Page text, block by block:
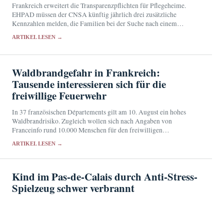
Frankreich erweitert die Transparenzpflichten für Pflegeheime.
EHPAD müssen der CNSA künftig jährlich drei zusätzliche
Kennzahlen melden, die Familien bei der Suche nach einem
ARTIKEL LESEN →
Waldbrandgefahr in Frankreich:
Tausende interessieren sich für die
freiwillige Feuerwehr
In 37 französischen Départements gilt am 10. August ein hohes
Waldbrandrisiko. Zugleich wollen sich nach Angaben von
Franceinfo rund 10.000 Menschen für den freiwilligen
ARTIKEL LESEN →
Kind im Pas-de-Calais durch Anti-Stress-
Spielzeug schwer verbrannt